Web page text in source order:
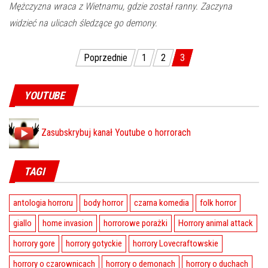
Mężczyzna wraca z Wietnamu, gdzie został ranny. Zaczyna
widzieć na ulicach śledzące go demony.
Stronicowanie wpisów
Poprzednie 1 2 3
YOUTUBE
Zasubskrybuj kanał Youtube o horrorach
TAGI
antologia horroru body horror czarna komedia
folk horror
giallo
home invasion horrorowe porażki
Horrory animal attack
horrory gore
horrory gotyckie
horrory Lovecraftowskie
horrory o czarownicach
horrory o demonach horrory o duchach